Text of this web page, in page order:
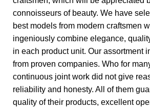
connoisseurs of beauty. We have
best models from modern craftsmen
ingeniously combine elegance,
in each product unit. Our assortment
from proven companies. Who for
continuous joint work did not give
reliability and honesty. All of them
quality of their products, excellent